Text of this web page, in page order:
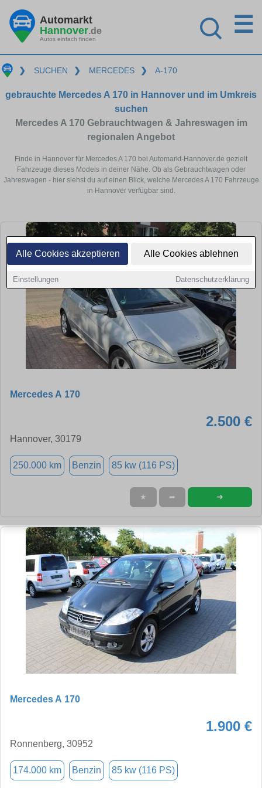
Alle Cookies akzeptieren Alle Cookies ablehnen
Einstellungen Datenschutzerklärung
Automarkt
Hannover.de
Autos einfach finden
☰
❯ SUCHEN ❯ MERCEDES ❯ A-170
gebrauchte Mercedes A 170 in Hannover und im Umkreis
suchen
Mercedes A 170 Gebrauchtwagen & Jahreswagen im
regionalen Angebot
Finde in Hannover für Mercedes A 170 bei Automarkt-Hannover.de gezielt
Fahrzeuge dieses Models in deiner Nähe. Ob als Gebrauchtwagen oder
Jahreswagen - hier siehst du auf einen Blick, welche Mercedes A 170 Fahrzeuge
in Hannover verfügbar sind.
Mercedes A 170
2.500 €
Hannover, 30179
250.000 km Benzin 85 kw (116 PS)
★ ➦ ➜
Mercedes A 170
1.900 €
Ronnenberg, 30952
174.000 km Benzin 85 kw (116 PS)